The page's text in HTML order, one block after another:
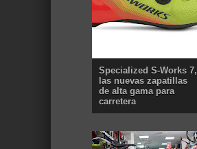
Specialized S-Works 7,
las nuevas zapatillas
de alta gama para
carretera